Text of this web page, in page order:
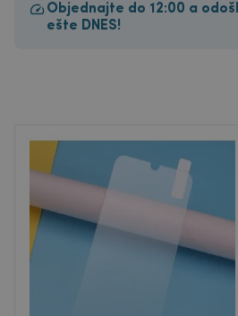
Objednajte do 12:00 a
ešte DNES!